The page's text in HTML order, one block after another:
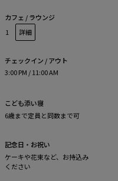
カフェ / ラウンジ
1
詳細
チェックイン / アウト
3:00 PM / 11:00 AM
こども添い寝
6歳まで定員と同数まで可
記念日・お祝い
ケーキや花束など、お持込み
ください